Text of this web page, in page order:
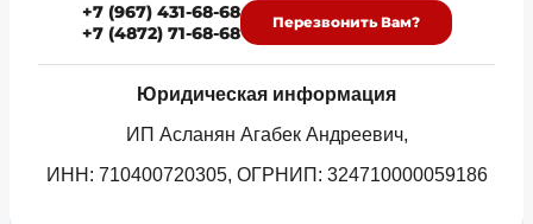
+7 (967) 431-68-68
+7 (4872) 71-68-68
Перезвонить Вам?
Юридическая информация
ИП Асланян Агабек Андреевич,
ИНН: 710400720305, ОГРНИП: 324710000059186